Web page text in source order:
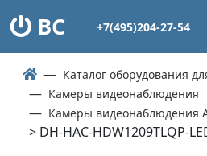
ВС +7(495)204-27-54
Каталог оборудования
Камеры видеонаблюдения
Камеры видеонаблюдения
> DH-HAC-HDW1209TLQP-